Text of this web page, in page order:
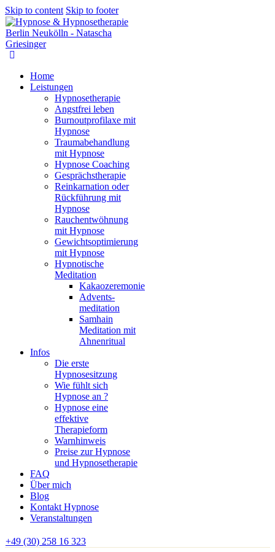
Skip to content Skip to footer
Home
Leistungen
Hypnosetherapie
Angstfrei leben
Burnoutprofilaxe mit
Hypnose
Traumabehandlung
mit Hypnose
Hypnose Coaching
Gesprächstherapie
Reinkarnation oder
Rückführung mit
Hypnose
Rauchentwöhnung
mit Hypnose
Gewichtsoptimierung
mit Hypnose
Hypnotische
Meditation
Kakaozeremonie
Advents-
meditation
Samhain
Meditation mit
Ahnenritual
Infos
Die erste
Hypnosesitzung
Wie fühlt sich
Hypnose an ?
Hypnose eine
effektive
Therapieform
Warnhinweis
Preise zur Hypnose
und Hypnosetherapie
FAQ
Über mich
Blog
Kontakt Hypnose
Veranstaltungen
+49 (30) 258 16 323